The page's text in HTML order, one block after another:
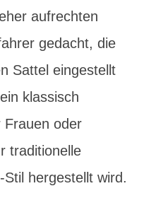
aufrechten
gedacht, die
Sattel eingestellt
klassisch
oder
traditionelle
Stil hergestellt wird.